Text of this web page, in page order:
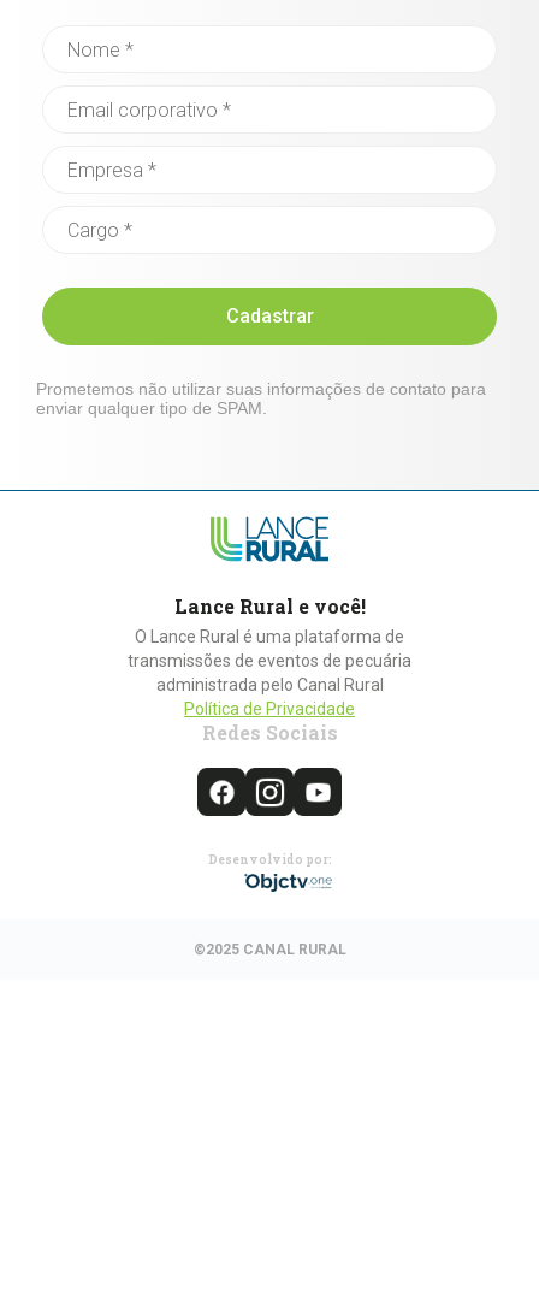
Cadastrar
Prometemos não utilizar suas informações de contato para
enviar qualquer tipo de SPAM.
Lance Rural e você!
O Lance Rural é uma plataforma de
transmissões de eventos de pecuária
administrada pelo Canal Rural
Política de Privacidade
Redes Sociais
Desenvolvido por:
©2025 CANAL RURAL